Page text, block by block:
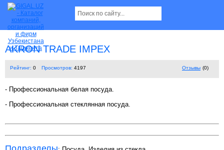
AKRON TRADE IMPEX
Рейтинг: 0 Просмотров: 4197 Отзывы (0)
- Профессиональная белая посуда.
- Профессиональная стеклянная посуда.